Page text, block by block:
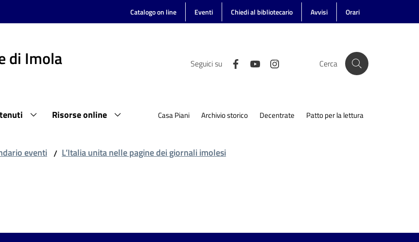
Catalogo on line Eventi Chiedi al bibliotecario Avvisi Orari
di Imola Seguici su Cerca
Risorse online Casa Piani Archivio storico Decentrate Patto per la lettura
eventi / L’Italia unita nelle pagine dei giornali imolesi